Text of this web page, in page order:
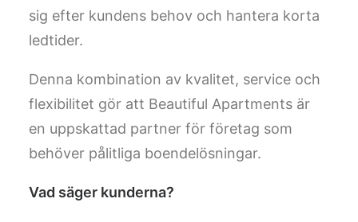
sig efter kundens behov och hantera korta
ledtider.
Denna kombination av kvalitet, service och
flexibilitet gör att Beautiful Apartments är
en uppskattad partner för företag som
behöver pålitliga boendelösningar.
Vad säger kunderna?